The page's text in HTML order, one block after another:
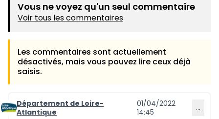
Vous ne voyez qu'un seul commentaire
Voir tous les commentaires
Les commentaires sont actuellement
désactivés, mais vous pouvez lire ceux déjà
saisis.
Commentaire 1201
Département de Loire-
Atlantique
01/04/2022
14:45
…